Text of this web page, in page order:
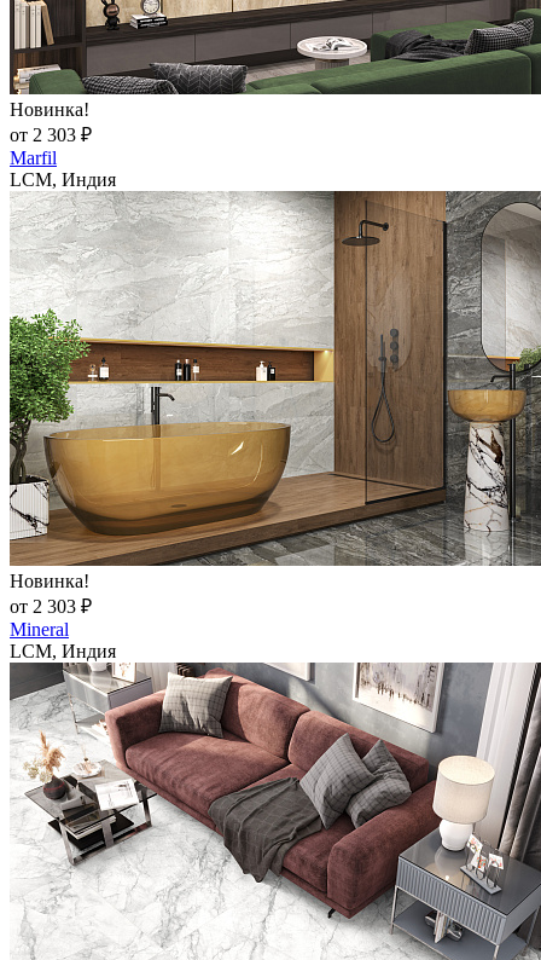
Новинка!
от 2 303 ₽
Marfil
LCM, Индия
Новинка!
от 2 303 ₽
Mineral
LCM, Индия